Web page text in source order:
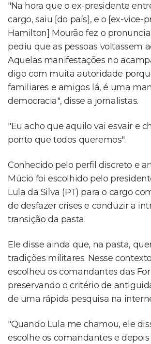
"Na hora que o ex-presidente
cargo, saiu [do país], e o [ex-vice-
Hamilton] Mourão fez o
pediu que as pessoas voltassem
Aquelas manifestações no
digo com muita autoridade
familiares e amigos lá, é uma
democracia", disse a jornalistas.
"Eu acho que aquilo vai esvair e
ponto que todos queremos".
Conhecido pelo perfil discreto e
Múcio foi escolhido pelo
Lula da Silva (PT) para o cargo
de desfazer crises e conduzir a
transição da pasta.
Ele disse ainda que, na pasta,
tradições militares. Nesse
escolheu os comandantes das
preservando o critério de
de uma rápida pesquisa na
"Quando Lula me chamou, ele
escolhe os comandantes e